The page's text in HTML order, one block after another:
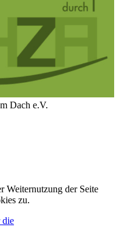
Dach e.V.
Weiternutzung der Seite
zu.
die